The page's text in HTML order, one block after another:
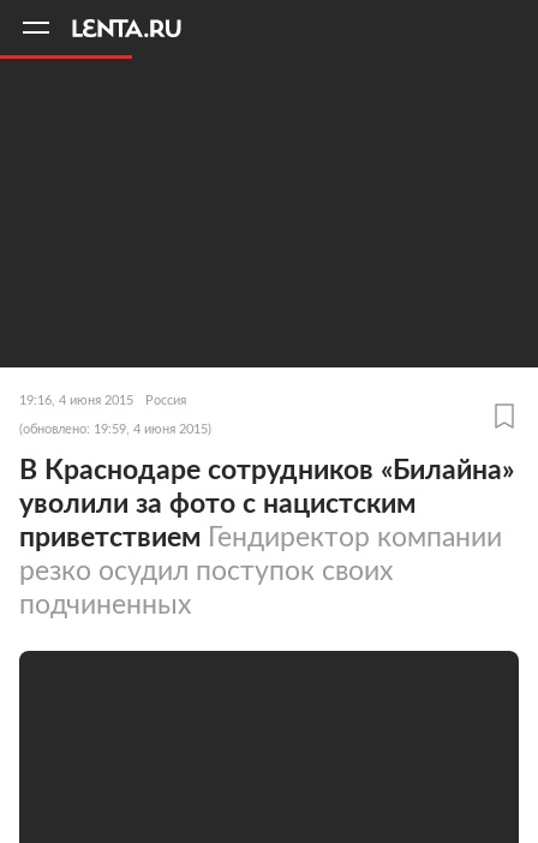
19:16, 4 июня 2015 Россия
(обновлено: 19:59, 4 июня 2015)
В Краснодаре сотрудников «Билайна»
уволили за фото с нацистским
приветствием Гендиректор компании
резко осудил поступок своих
подчиненных